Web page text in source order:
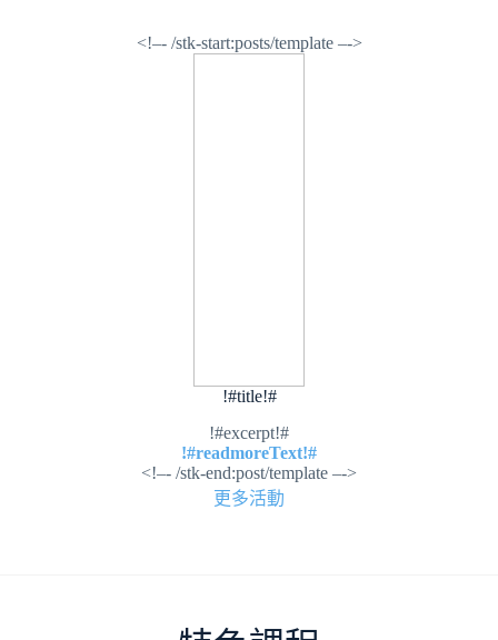
<!–- /stk-start:posts/template –->
!#title!#
!#excerpt!#
!#readmoreText!#
<!–- /stk-end:post/template –->
更多活動